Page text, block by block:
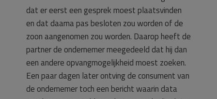
dat er eerst een gesprek moest plaatsvinden
en dat daarna pas besloten zou worden of de
zoon aangenomen zou worden. Daarop heeft de
partner de ondernemer meegedeeld dat hij dan
een andere opvangmogelijkheid moest zoeken.
Een paar dagen later ontving de consument van
de ondernemer toch een bericht waarin data